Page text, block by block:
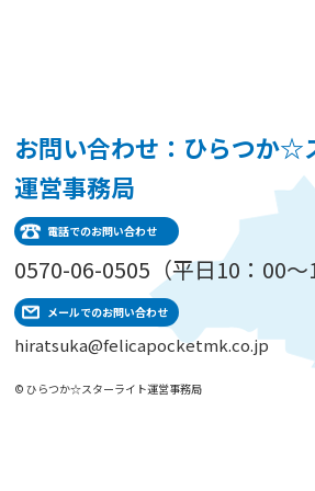
お問い合わせ：ひらつか☆
運営事務局
電話でのお問い合わせ
0570-06-0505（平日10：00～
メールでのお問い合わせ
hiratsuka@felicapocketmk.co.jp
© ひらつか☆スターライト運営事務局